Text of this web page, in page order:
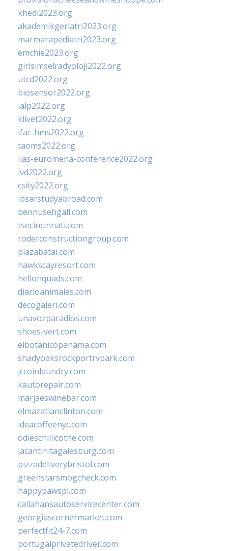
khedi2023.org
akademikgeriatri2023.org
marmarapediatri2023.org
emchie2023.org
girisimselradyoloji2022.org
utcd2022.org
biosensor2022.org
ialp2022.org
klivet2022.org
ifac-hms2022.org
taoms2022.org
iias-euromena-conference2022.org
ivd2022.org
csity2022.org
ibsarstudyabroad.com
bennusehgall.com
tsecincinnati.com
roderconstructiongroup.com
plazabatai.com
hawkscayresort.com
hellonquads.com
diarioanimales.com
decogaleri.com
unavozparadios.com
shoes-vert.com
elbotanicopanama.com
shadyoaksrockportrvpark.com
jccoinlaundry.com
kautorepair.com
marjaeswinebar.com
elmazatlanclinton.com
ideacoffeenyc.com
odieschillicothe.com
lacantinitagalesburg.com
pizzadeliverybristol.com
greenstarsmogcheck.com
happypawspl.com
callahansautoservicecenter.com
georgiascornermarket.com
perfectfit24-7.com
portugalprivatedriver.com